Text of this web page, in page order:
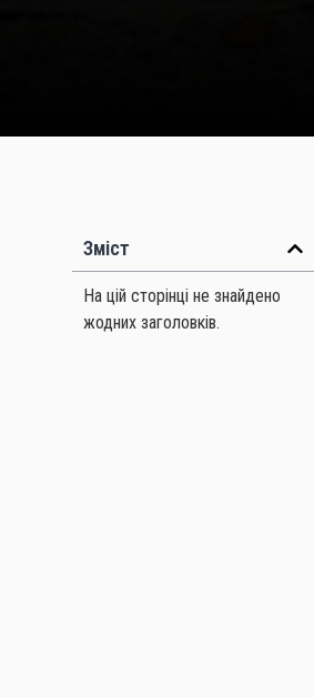
Зміст
На цій сторінці не знайдено
жодних заголовків.